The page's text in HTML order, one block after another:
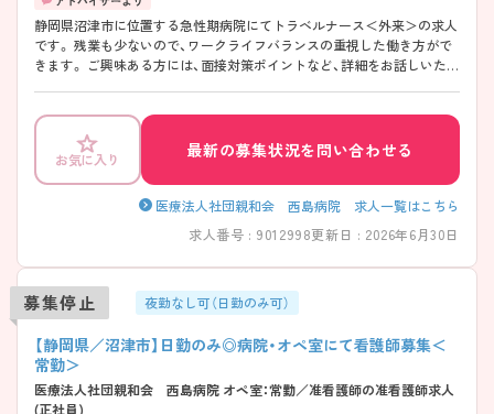
静岡県沼津市に位置する急性期病院にてトラベルナース＜外来＞の求人
です。 残業も少ないので、ワークライフバランスの重視した働き方がで
きます。 ご興味ある方には、面接対策ポイントなど、詳細をお話しいたし
お気に入り 最新の募集状況を問い合わせる
医療法人社団親和会 西島病院 求人一覧はこちら
求人番号 : 9012998更新日 : 2026年6月30日
募集停止 夜勤なし可（日勤のみ可）
【静岡県／沼津市】日勤のみ◎病院・オペ室にて看護師募集＜
常勤＞
医療法人社団親和会 西島病院 オペ室：常勤／准看護師の准看護師求人
(正社員)